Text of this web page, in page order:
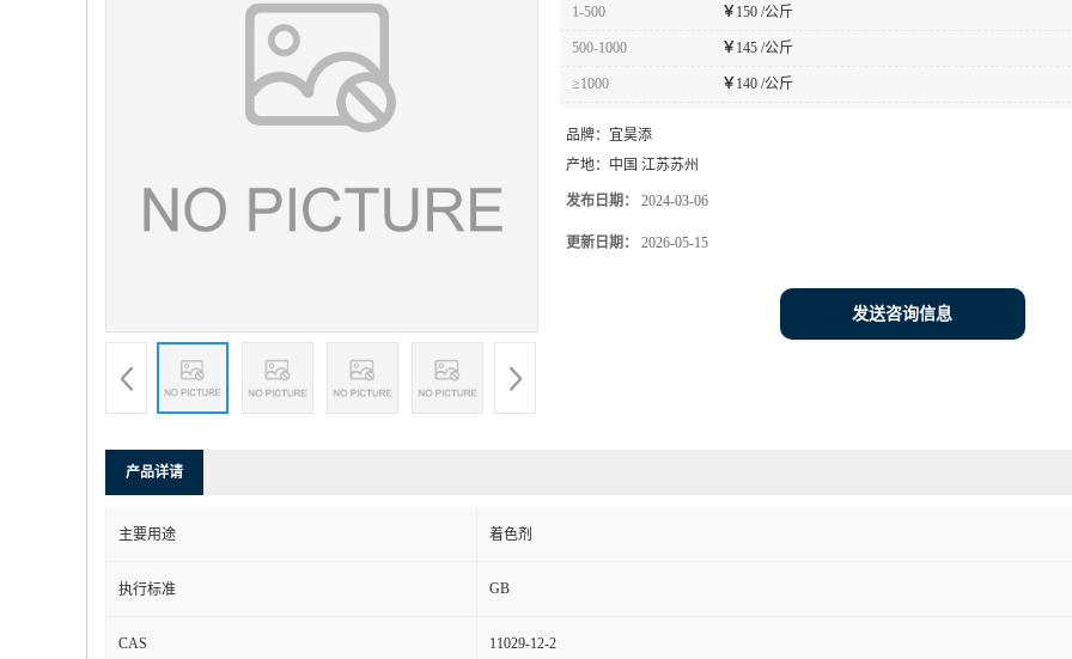
1-500 ￥ 150 /公斤
500-1000 ￥ 145 /公斤
≥1000 ￥ 140 /公斤
品牌： 宜昊添
产地： 中国 江苏苏州
发布日期： 2024-03-06
更新日期： 2026-05-15
发送咨询信息
产品详请
主要用途 着色剂
执行标准 GB
CAS 11029-12-2